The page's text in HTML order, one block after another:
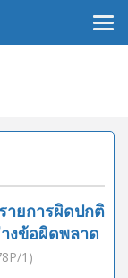
ายการผิดปกติ
งข้อผิดพลาด
1)
×